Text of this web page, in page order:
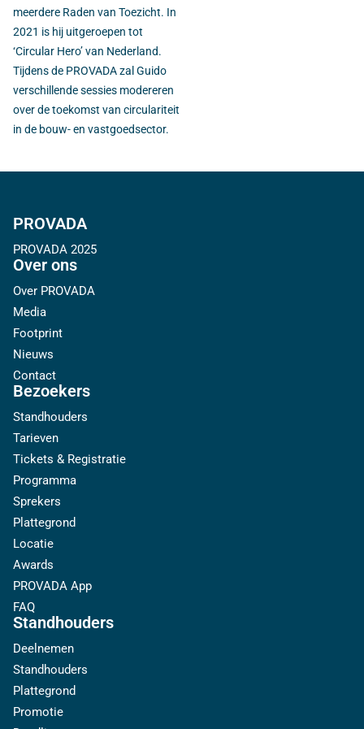
meerdere Raden van Toezicht. In
2021 is hij uitgeroepen tot
‘Circular Hero’ van Nederland.
Tijdens de PROVADA zal Guido
verschillende sessies modereren
over de toekomst van circulariteit
in de bouw- en vastgoedsector.
PROVADA
PROVADA 2025
Over ons
Over PROVADA
Media
Footprint
Nieuws
Contact
Bezoekers
Standhouders
Tarieven
Tickets & Registratie
Programma
Sprekers
Plattegrond
Locatie
Awards
PROVADA App
FAQ
Standhouders
Deelnemen
Standhouders
Plattegrond
Promotie